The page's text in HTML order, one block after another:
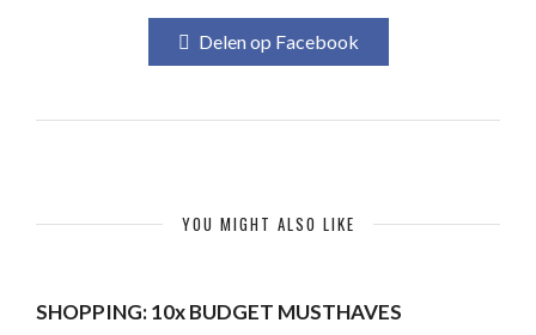
Delen op Facebook
YOU MIGHT ALSO LIKE
SHOPPING: 10x BUDGET MUSTHAVES